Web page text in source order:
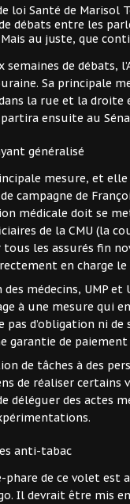
loi Santé de Marisol
débats entre les
Mais au juste, que
semaines de débats,
Sa principale
la rue et la
ensuite au
généralisé
mesure, et
campagne de
médicale doit se
de la CMU (la
les assurés fin
en charge le
des médecins, UMP
à une mesure qui
pas d’obligation ni
garantie de paiement
de tâches à des
de réaliser certains
déléguer des actes
anti-tabac
phare de ce volet est
Il devrait être mis